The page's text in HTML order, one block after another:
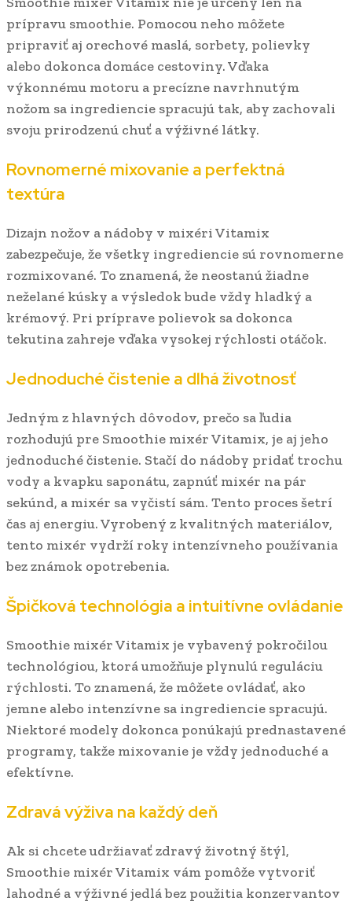
prípravu smoothie. Pomocou neho môžete
pripraviť aj orechové maslá, sorbety, polievky
alebo dokonca domáce cestoviny. Vďaka
výkonnému motoru a precízne navrhnutým
nožom sa ingrediencie spracujú tak, aby zachovali
svoju prirodzenú chuť a výživné látky.
Rovnomerné mixovanie a perfektná
textúra
Dizajn nožov a nádoby v mixéri Vitamix
zabezpečuje, že všetky ingrediencie sú rovnomerne
rozmixované. To znamená, že neostanú žiadne
neželané kúsky a výsledok bude vždy hladký a
krémový. Pri príprave polievok sa dokonca
tekutina zahreje vďaka vysokej rýchlosti otáčok.
Jednoduché čistenie a dlhá životnosť
Jedným z hlavných dôvodov, prečo sa ľudia
rozhodujú pre Smoothie mixér Vitamix, je aj jeho
jednoduché čistenie. Stačí do nádoby pridať trochu
vody a kvapku saponátu, zapnúť mixér na pár
sekúnd, a mixér sa vyčistí sám. Tento proces šetrí
čas aj energiu. Vyrobený z kvalitných materiálov,
tento mixér vydrží roky intenzívneho používania
bez známok opotrebenia.
Špičková technológia a intuitívne ovládanie
Smoothie mixér Vitamix je vybavený pokročilou
technológiou, ktorá umožňuje plynulú reguláciu
rýchlosti. To znamená, že môžete ovládať, ako
jemne alebo intenzívne sa ingrediencie spracujú.
Niektoré modely dokonca ponúkajú prednastavené
programy, takže mixovanie je vždy jednoduché a
efektívne.
Zdravá výživa na každý deň
Ak si chcete udržiavať zdravý životný štýl,
Smoothie mixér Vitamix vám pomôže vytvoriť
lahodné a výživné jedlá bez použitia konzervantov